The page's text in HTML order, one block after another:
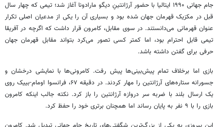
جام جهانی ۱۹۹۰ ایتالیا با حضور آرژانتینِ دیگو مارادونا آغاز شد؛ تیمی که چهار سال
قبل در مکزیک قهرمان جهان شده بود و بسیاری آن را یکی از مدعیان اصلی تکرار
عنوان قهرمانی می‌دانستند. در سوی مقابل، کامرون قرار داشت که اگرچه در آفریقا
تیمی قابل احترام بود، اما کمتر کسی تصور می‌کرد بتواند مقابل قهرمان جهان
حرفی برای گفتن داشته باشد.
بازی اما برخلاف تمام پیش‌بینی‌ها پیش رفت. کامرونی‌ها با نمایشی درخشان و
جسورانه ستاره‌های آرژانتین را مهار کردند. در دقیقه ۶۷، فرانسوا اومام-بییک روی
یک ارسال بلند با ضربه سر دروازه آرژانتین را باز کرد. نکته جالب اینکه کامرون
بازی را با ۹ نفر به پایان رساند اما همچنان برتری خود را حفظ کرد.